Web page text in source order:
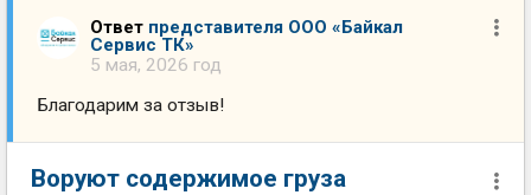
Ответ представителя ООО «Байкал
Сервис ТК»
5 мая, 2026 год
Благодарим за отзыв!
Воруют содержимое груза